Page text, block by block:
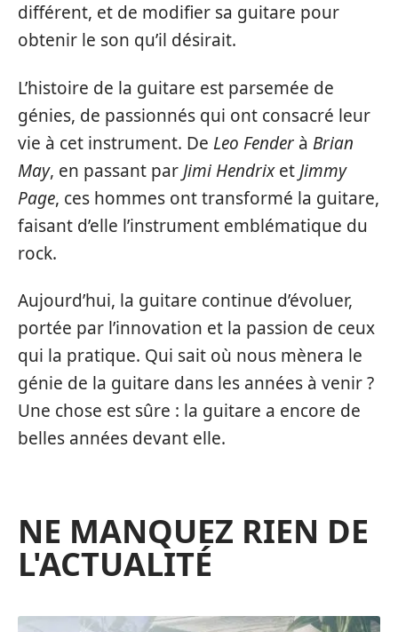
différent, et de modifier sa guitare pour
obtenir le son qu’il désirait.
L’histoire de la guitare est parsemée de
génies, de passionnés qui ont consacré leur
vie à cet instrument. De Leo Fender à Brian
May, en passant par Jimi Hendrixet Jimmy
Page, ces hommes ont transformé la guitare,
faisant d’elle l’instrument emblématique du
rock.
Aujourd’hui, la guitare continue d’évoluer,
portée par l’innovation et la passion de ceux
qui la pratique. Qui sait où nous mènera le
génie de la guitare dans les années à venir ?
Une chose est sûre : la guitare a encore de
belles années devant elle.
NE MANQUEZ RIEN DE
L'ACTUALITÉ